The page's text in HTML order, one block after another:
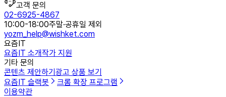
고객 문의
02-6925-4867
10:00-18:00주말·공휴일 제외
yozm_help@wishket.com
요즘IT
요즘IT 소개작가 지원
기타 문의
콘텐츠 제안하기 광고 상품 보기
요즘IT 슬랙봇
크롬 확장 프로그램
이용약관